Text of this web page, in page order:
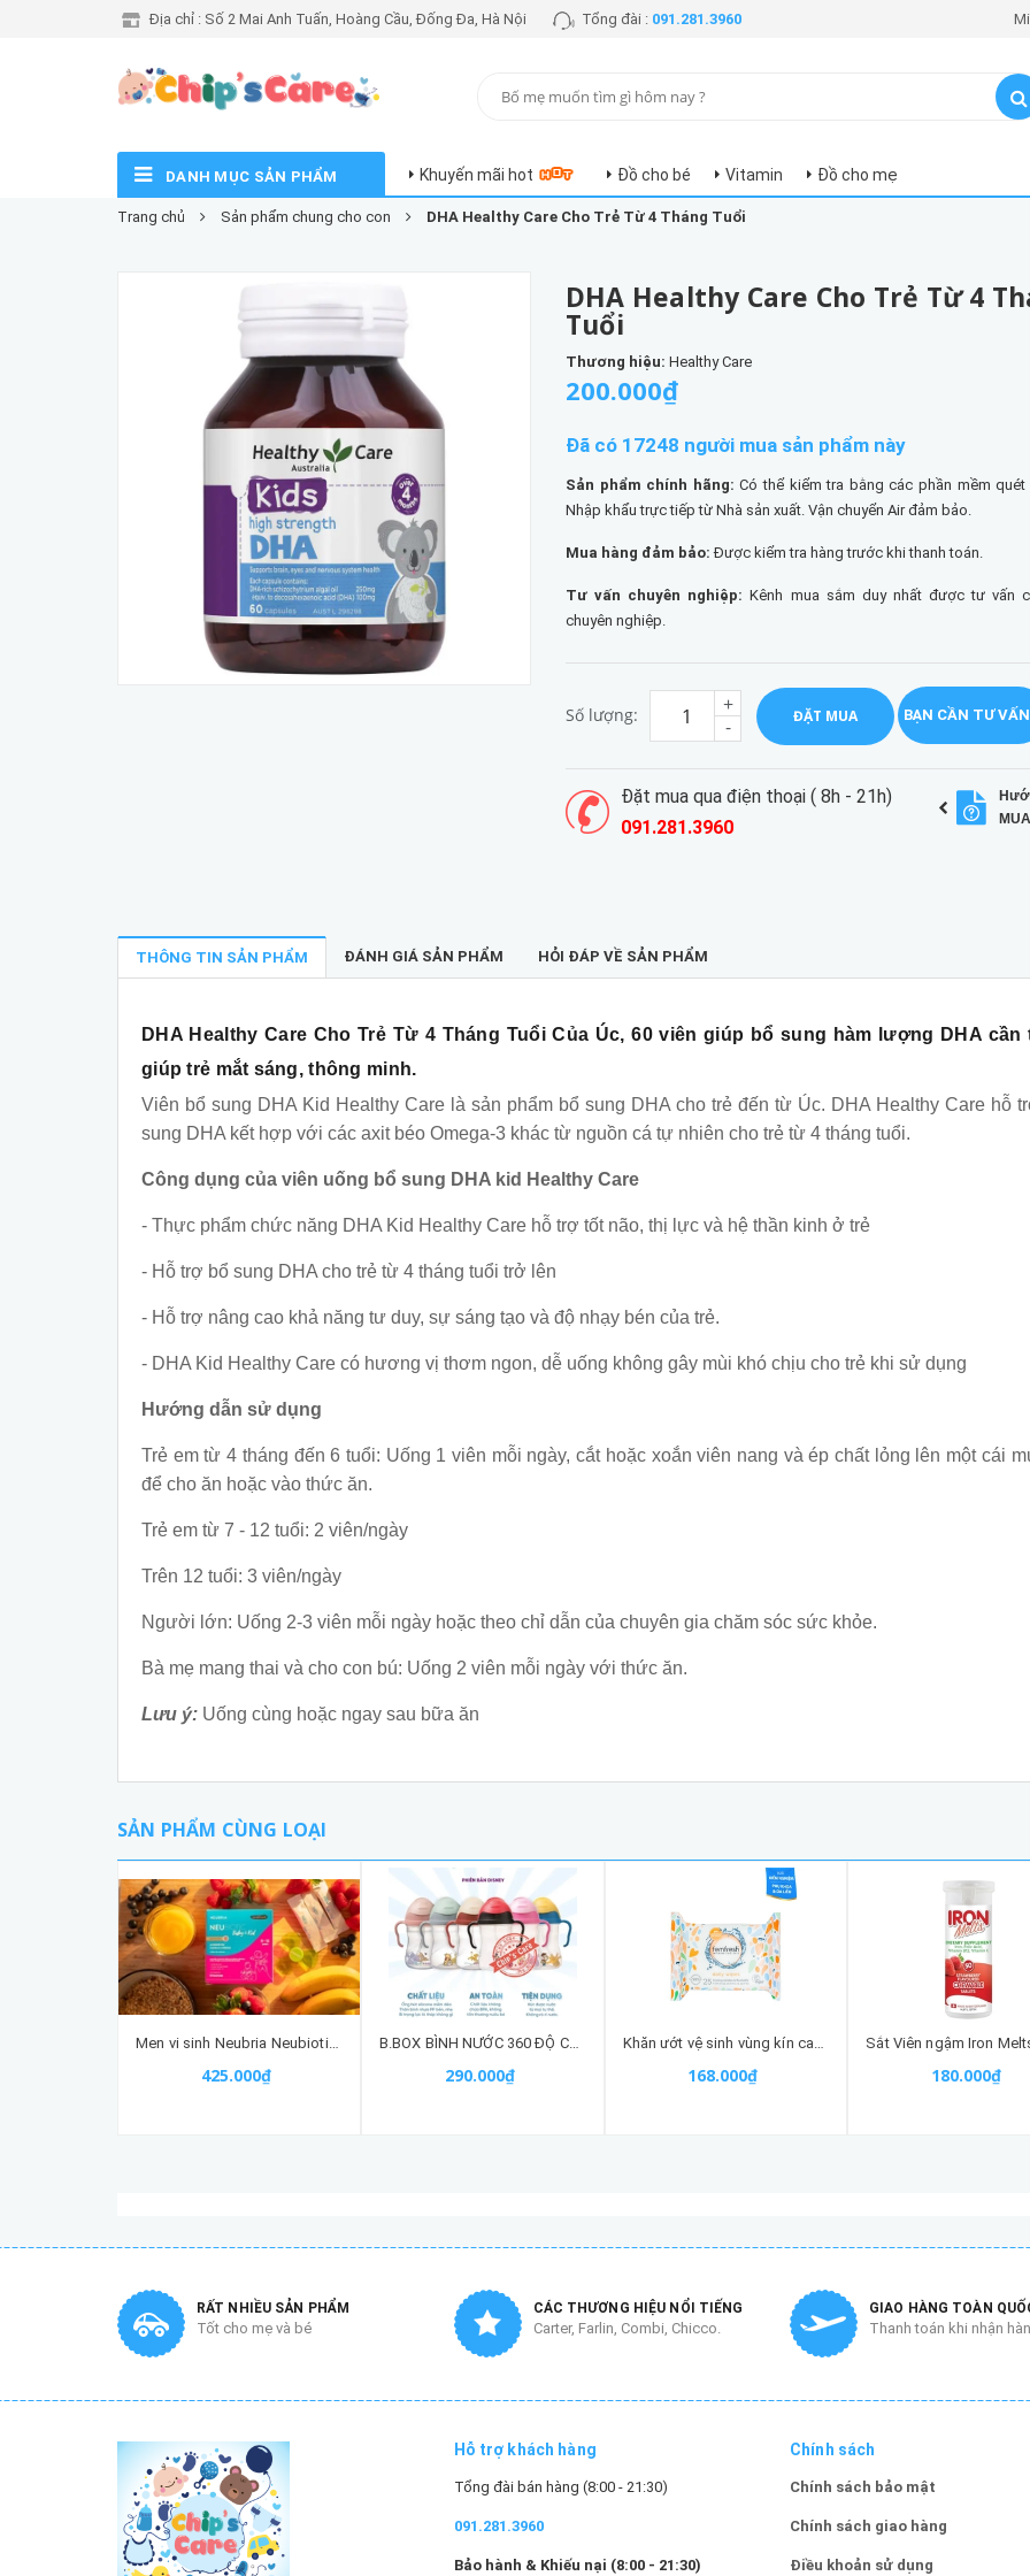
Địa chỉ : Số 2 Mai Anh Tuấn, Hoàng Cầu, Đống Đa, Hà Nội Tổng đài : 091.281.3960
DANH MỤC SẢN PHẨM Khuyến mãi hot Đồ cho bé Vitamin Đồ cho mẹ
Trang chủ Sản phẩm chung cho con DHA Healthy Care Cho Trẻ Từ 4 Tháng Tuổi
DHA Healthy Care Cho Trẻ Từ 4
Tuổi
Thương hiệu: Healthy Care
200.000₫
Đã có 17248 người mua sản phẩm này
Sản phẩm chính hãng: Có thể kiểm tra bằng các phần mềm quét
Nhập khẩu trực tiếp từ Nhà sản xuất. Vận chuyển Air đảm bảo.
Mua hàng đảm bảo: Được kiểm tra hàng trước khi thanh toán.
Tư vấn chuyên nghiệp: Kênh mua sắm duy nhất được tư vấn
chuyên nghiệp.
Số lượng: -
+ ĐẶT MUA BẠN CẦN TƯ
Đặt mua qua điện thoại ( 8h - 21h)
091.281.3960
THÔNG TIN SẢN PHẨM ĐÁNH GIÁ SẢN PHẨM HỎI ĐÁP VỀ SẢN PHẨM
DHA Healthy Care Cho Trẻ Từ 4 Tháng Tuổi Của Úc, 60 viên giúp bổ sung hàm lượng DHA cần
giúp trẻ mắt sáng, thông minh.
Viên bổ sung DHA Kid Healthy Care là sản phẩm bổ sung DHA cho trẻ đến từ Úc. DHA Healthy Care hỗ
sung DHA kết hợp với các axit béo Omega-3 khác từ nguồn cá tự nhiên cho trẻ từ 4 tháng tuổi.
Công dụng của viên uống bổ sung DHA kid Healthy Care
- Thực phẩm chức năng DHA Kid Healthy Care hỗ trợ tốt não, thị lực và hệ thần kinh ở trẻ
- Hỗ trợ bổ sung DHA cho trẻ từ 4 tháng tuổi trở lên
- Hỗ trợ nâng cao khả năng tư duy, sự sáng tạo và độ nhạy bén của trẻ.
- DHA Kid Healthy Care có hương vị thơm ngon, dễ uống không gây mùi khó chịu cho trẻ khi sử dụng
Hướng dẫn sử dụng
Trẻ em từ 4 tháng đến 6 tuổi: Uống 1 viên mỗi ngày, cắt hoặc xoắn viên nang và ép chất lỏng lên một cái
để cho ăn hoặc vào thức ăn.
Trẻ em từ 7 - 12 tuổi: 2 viên/ngày
Trên 12 tuổi: 3 viên/ngày
Người lớn: Uống 2-3 viên mỗi ngày hoặc theo chỉ dẫn của chuyên gia chăm sóc sức khỏe.
Bà mẹ mang thai và cho con bú: Uống 2 viên mỗi ngày với thức ăn.
Lưu ý: Uống cùng hoặc ngay sau bữa ăn
SẢN PHẨM CÙNG LOẠI
Men vi sinh Neubria Neubiotic Baby & Kid cho bé 0-12 tuổi của Anh dạng bột
425.000₫
B.BOX BÌNH NƯỚC 360 ĐỘ CHO BÉ TẬP UỐNG NƯỚC BBOX
290.000₫ 168.000₫ 180.000₫
RẤT NHIỀU SẢN PHẨM
Tốt cho mẹ và bé
CÁC THƯƠNG HIỆU NỔI TIẾNG
Carter, Farlin, Combi, Chicco.
GIAO HÀNG TOÀN
Thanh toán khi nhận
Hỗ trợ khách hàng
Tổng đài bán hàng (8:00 - 21:30)
091.281.3960
Bảo hành & Khiếu nại (8:00 - 21:30)
Chính sách
Chính sách bảo mật
Chính sách giao hàng
Điều khoản sử dụng